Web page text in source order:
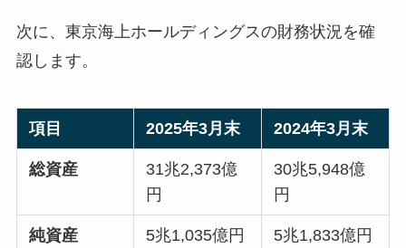
次に、東京海上ホールディングスの財務状況を確
認します。
項目 2025年3月末 2024年3月末
総資産
31兆2,373億
円
30兆5,948億
円
純資産 5兆1,035億円 5兆1,833億円